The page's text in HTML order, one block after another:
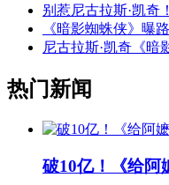
别惹尼古拉斯·凯奇
《暗影蜘蛛侠》曝
尼古拉斯·凯奇《暗
热门新闻
破10亿！《给阿